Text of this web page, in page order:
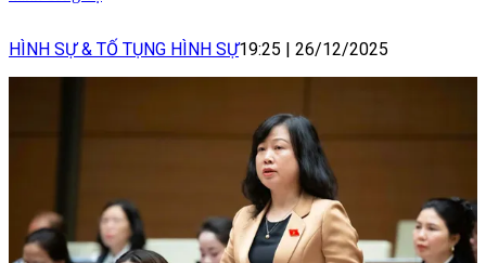
HÌNH SỰ & TỐ TỤNG HÌNH SỰ19:25 26/12/2025